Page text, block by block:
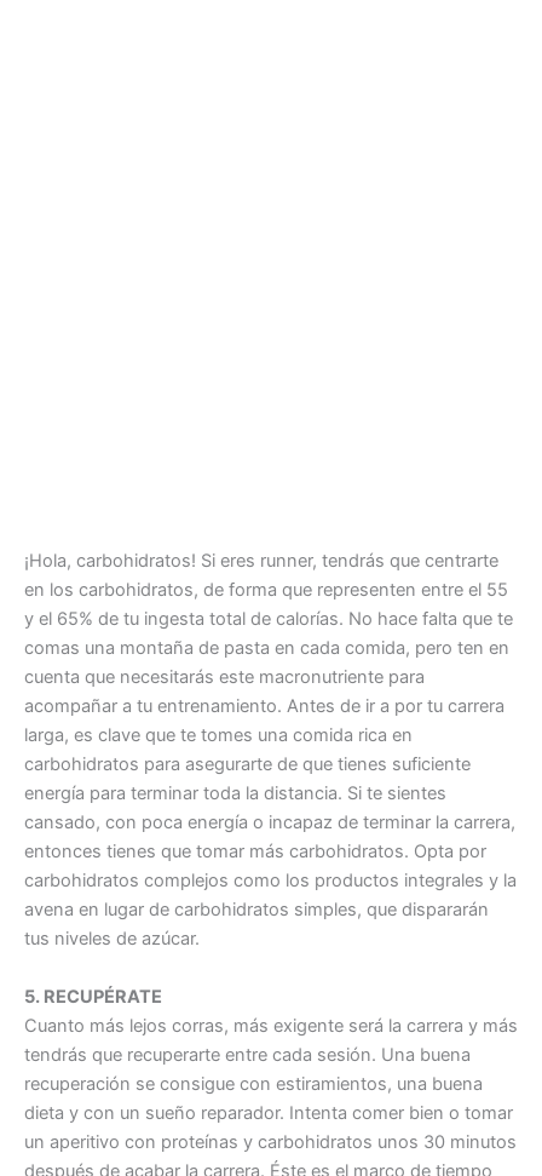
¡Hola, carbohidratos! Si eres runner, tendrás que centrarte
en los carbohidratos, de forma que representen entre el 55
y el 65% de tu ingesta total de calorías. No hace falta que te
comas una montaña de pasta en cada comida, pero ten en
cuenta que necesitarás este macronutriente para
acompañar a tu entrenamiento. Antes de ir a por tu carrera
larga, es clave que te tomes una comida rica en
carbohidratos para asegurarte de que tienes suficiente
energía para terminar toda la distancia. Si te sientes
cansado, con poca energía o incapaz de terminar la carrera,
entonces tienes que tomar más carbohidratos. Opta por
carbohidratos complejos como los productos integrales y la
avena en lugar de carbohidratos simples, que dispararán
tus niveles de azúcar.
5. RECUPÉRATE
Cuanto más lejos corras, más exigente será la carrera y más
tendrás que recuperarte entre cada sesión. Una buena
recuperación se consigue con estiramientos, una buena
dieta y con un sueño reparador. Intenta comer bien o tomar
un aperitivo con proteínas y carbohidratos unos 30 minutos
después de acabar la carrera. Éste es el marco de tiempo